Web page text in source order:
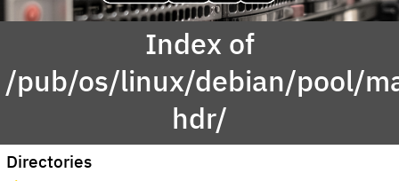
Index of
/pub/os/linux/debian/pool/
hdr/
Directories